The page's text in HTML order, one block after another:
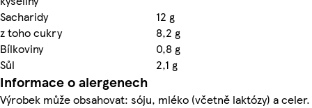
Sacharidy
12 g
z toho cukry
8,2 g
Bílkoviny
0,8 g
Sůl
2,1 g
Informace o alergenech
Výrobek může obsahovat: sóju, mléko (včetně laktózy) a celer.